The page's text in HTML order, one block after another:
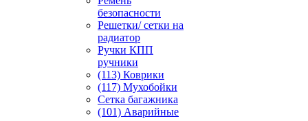
безопасности
Решетки/ сетки на
радиатор
Ручки КПП
ручники
(113) Коврики
(117) Мухобойки
Сетка багажника
(101) Аварийные